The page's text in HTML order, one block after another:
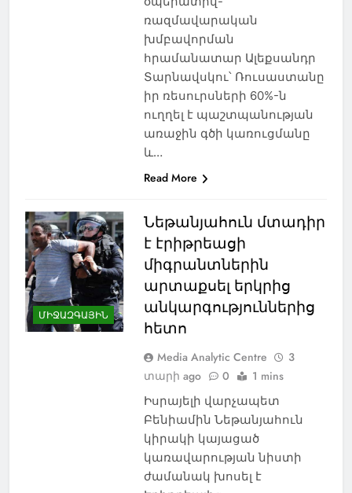
ռազմավարական
խմբավորման
հրամանատար Ալեքսանդր
Տարնավսկու՝ Ռուսաստանը
իր ռեսուրսների 60%-ն
ուղղել է պաշտպանության
առաջին գծի կառուցմանը
և…
Read More
ՄԻՋԱԶԳԱՅԻՆ
Նեթանյահուն մտադիր
է էրիթրեացի
միգրանտներին
արտաքսել երկրից
անկարգություններից
հետո
Media Analytic Centre
3
տարի ago
0 1 mins
Իսրայելի վարչապետ
Բենիամին Նեթանյահուն
կիրակի կայացած
կառավարության նիստի
ժամանակ խոսել է